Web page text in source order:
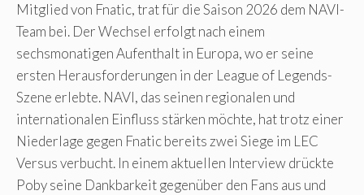
Mitglied von Fnatic, trat für die Saison 2026 dem NAVI-
Team bei. Der Wechsel erfolgt nach einem
sechsmonatigen Aufenthalt in Europa, wo er seine
ersten Herausforderungen in der League of Legends-
Szene erlebte. NAVI, das seinen regionalen und
internationalen Einfluss stärken möchte, hat trotz einer
Niederlage gegen Fnatic bereits zwei Siege im LEC
Versus verbucht. In einem aktuellen Interview drückte
Poby seine Dankbarkeit gegenüber den Fans aus und